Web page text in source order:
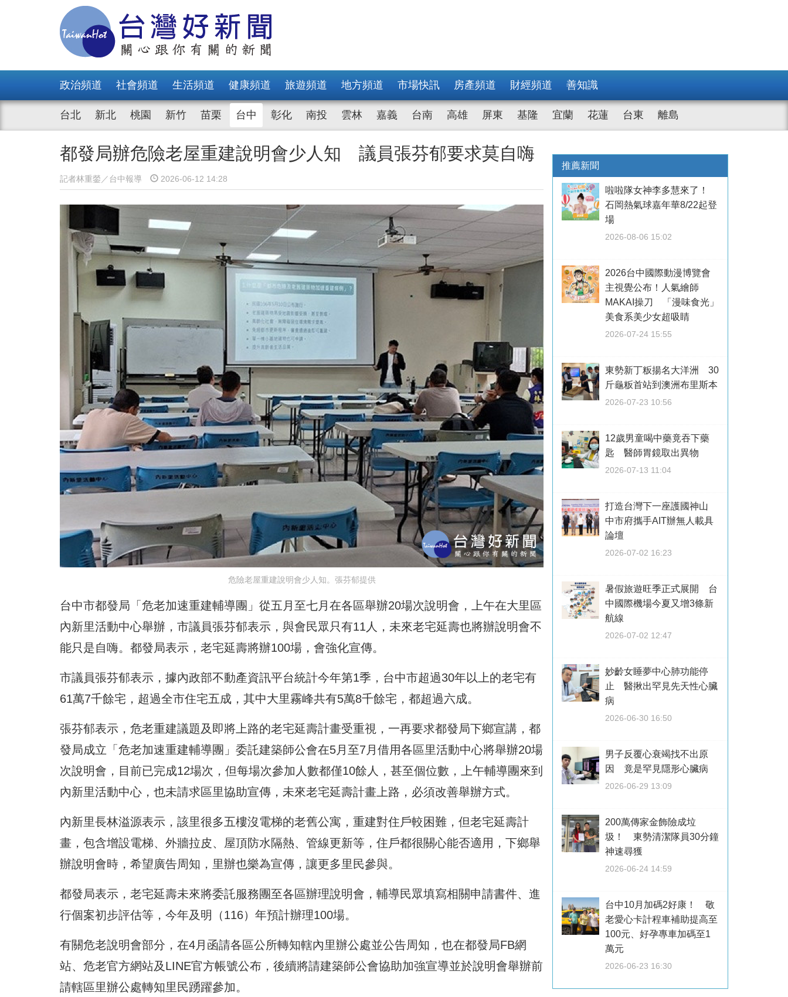
政治頻道 社會頻道 生活頻道 健康頻道 旅遊頻道 地方頻道 市場快訊 房產頻道 財經頻道 善知識
台北 新北 桃園 新竹 苗栗 台中 彰化 南投 雲林 嘉義 台南 高雄 屏東 基隆 宜蘭 花蓮 台東 離島
都發局辦危險老屋重建說明會少人知 議員張芬郁要求莫自嗨
記者林重鎣／台中報導 2026-06-12 14:28
危險老屋重建說明會少人知。張芬郁提供
台中市都發局「危老加速重建輔導團」 從五月至七月在各區舉辦20場次說明會，
上午在大里區
內新里活動中心舉辦，市議員張芬郁表示， 與會民眾只有11人，未來老宅延壽也將辦說明會不
能只是自嗨。 都發局表示，老宅延壽將辦100場，會強化宣傳。
市議員張芬郁表示，據內政部不動產資訊平台統計今年第1季， 台中市超過30年以上的老宅有
61萬7千餘宅， 超過全市住宅五成，其中大里霧峰共有5萬8千餘宅，都超過六成。
張芬郁表示，危老重建議題及即將上路的老宅延壽計畫受重視， 一再要求都發局下鄉宣講，都
發局成立「危老加速重建輔導團」 委託建築師公會在5月至7月借用各區里活動中心將舉辦20場
次說明會，目前已完成12場次，但每場次參加人數都僅10餘人， 甚至個位數，上午輔導團來到
內新里活動中心， 也未請求區里協助宣傳，未來老宅延壽計畫上路， 必須改善舉辦方式。
內新里長林溢源表示，該里很多五樓沒電梯的老舊公寓， 重建對住戶較困難，但老宅延壽計
畫，包含增設電梯、外牆拉皮、 屋頂防水隔熱、管線更新等，住戶都很關心能否適用， 下鄉舉
辦說明會時，希望廣告周知，里辦也樂為宣傳， 讓更多里民參與。
都發局表示，老宅延壽未來將委託服務團至各區辦理說明會， 輔導民眾填寫相關申請書件、進
行個案初步評估等，今年及明（116）年預計辦理100場。
有關危老說明會部分， 在4月函請各區公所轉知轄內里辦公處並公告周知， 也在都發局FB網
站、危老官方網站及LINE官方帳號公布， 後續將請建築師公會協助加強宣導並於說明會舉辦前
請轄區里辦公處轉知里民踴躍參加。
推薦新聞
啦啦隊女神李多慧來了！
石岡熱氣球嘉年華8/22起登
場
2026-08-06 15:02
2026台中國際動漫博覽會
主視覺公布！人氣繪師
MAKAI操刀 「漫味食光」
美食系美少女超吸睛
2026-07-24 15:55
東勢新丁粄揚名大洋洲 30
斤龜粄首站到澳洲布里斯本
2026-07-23 10:56
12歲男童喝中藥竟吞下藥
匙 醫師胃鏡取出異物
2026-07-13 11:04
打造台灣下一座護國神山
中市府攜手AIT辦無人載具
論壇
2026-07-02 16:23
暑假旅遊旺季正式展開 台
中國際機場今夏又增3條新
航線
2026-07-02 12:47
妙齡女睡夢中心肺功能停
止 醫揪出罕見先天性心臟
病
2026-06-30 16:50
男子反覆心衰竭找不出原
因 竟是罕見隱形心臟病
2026-06-29 13:09
200萬傳家金飾險成垃
圾！ 東勢清潔隊員30分鐘
神速尋獲
2026-06-24 14:59
台中10月加碼2好康！ 敬
老愛心卡計程車補助提高至
100元、好孕專車加碼至1
萬元
2026-06-23 16:30